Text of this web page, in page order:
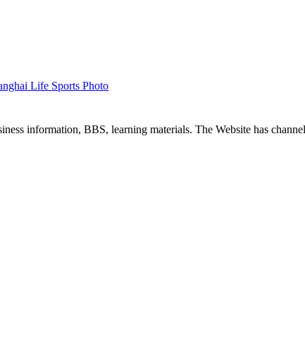
Life Sports Photo
information, BBS, learning materials. The Website has